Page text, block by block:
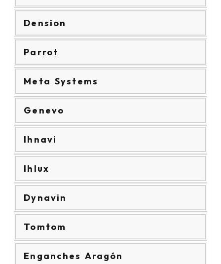
Dension
Parrot
Meta Systems
Genevo
Ihnavi
Ihlux
Dynavin
Tomtom
Enganches Aragón